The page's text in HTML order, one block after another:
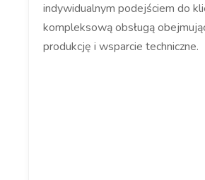
indywidualnym podejściem do
kompleksową obsługą
produkcję i wsparcie techniczne.